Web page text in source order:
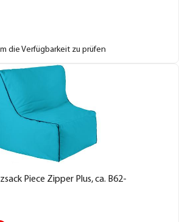
die Verfügbarkeit zu prüfen
Piece Zipper Plus, ca. B62-